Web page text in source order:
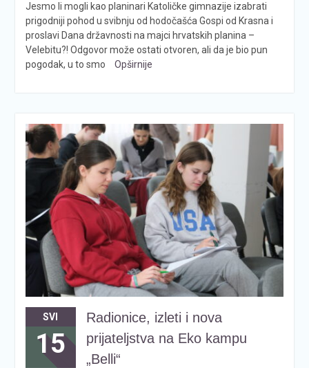
Jesmo li mogli kao planinari Katoličke gimnazije izabrati
prigodniji pohod u svibnju od hodočašća Gospi od Krasna i
proslavi Dana državnosti na majci hrvatskih planina –
Velebitu?! Odgovor može ostati otvoren, ali da je bio pun
pogodak, u to smo
Opširnije
SVI
15
Radionice, izleti i nova
prijateljstva na Eko kampu
„Belli“